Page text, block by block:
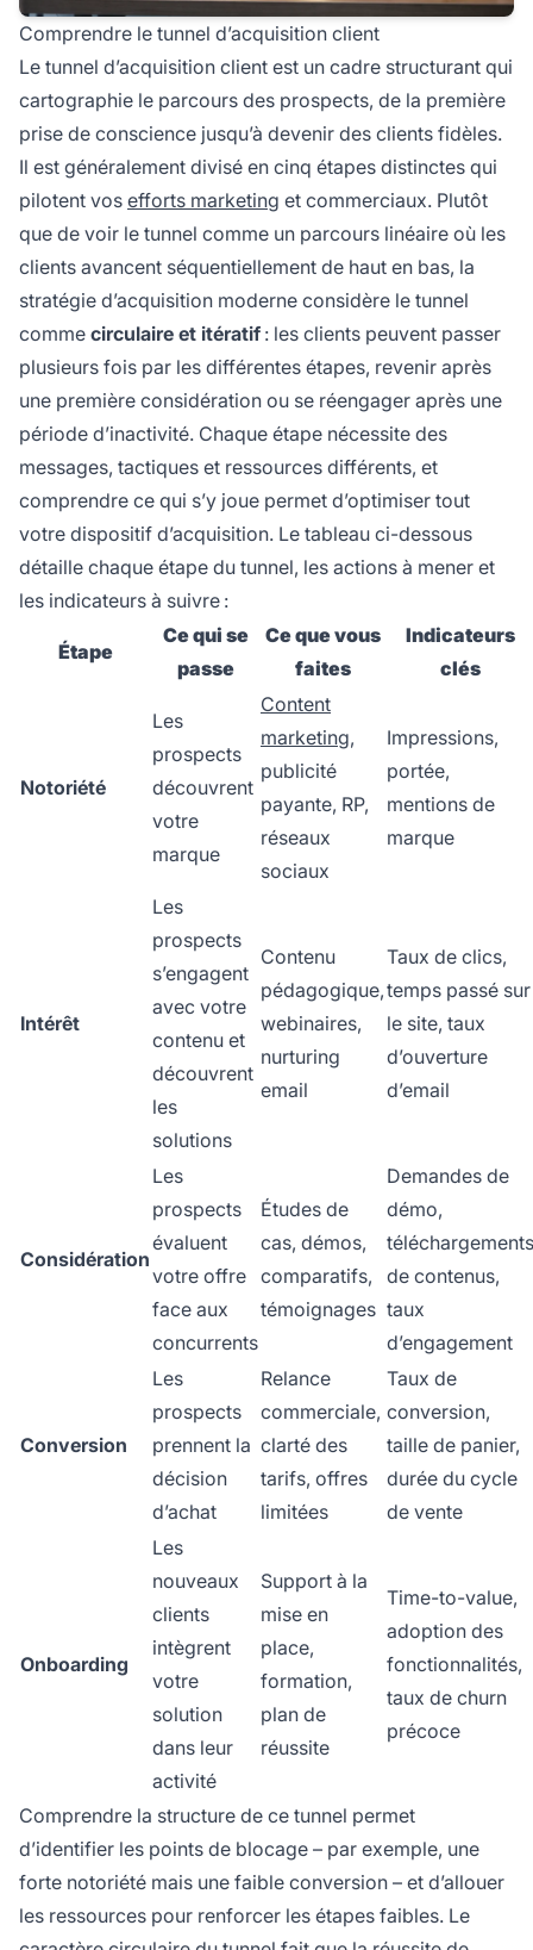
Comprendre le tunnel d’acquisition client
Le tunnel d’acquisition client est un cadre structurant qui
cartographie le parcours des prospects, de la première
prise de conscience jusqu’à devenir des clients fidèles.
Il est généralement divisé en cinq étapes distinctes qui
pilotent vos efforts marketing et commerciaux. Plutôt
que de voir le tunnel comme un parcours linéaire où les
clients avancent séquentiellement de haut en bas, la
stratégie d’acquisition moderne considère le tunnel
comme circulaire et itératif : les clients peuvent passer
plusieurs fois par les différentes étapes, revenir après
une première considération ou se réengager après une
période d’inactivité. Chaque étape nécessite des
messages, tactiques et ressources différents, et
comprendre ce qui s’y joue permet d’optimiser tout
votre dispositif d’acquisition. Le tableau ci-dessous
détaille chaque étape du tunnel, les actions à mener et
les indicateurs à suivre :
Étape
Ce qui se
passe
Ce que vous
faites
Indicateurs
clés
Notoriété
Les
prospects
découvrent
votre
marque
Content
marketing,
publicité
payante, RP,
réseaux
sociaux
Impressions,
portée,
mentions de
marque
Intérêt
Les
prospects
s’engagent
avec votre
contenu et
découvrent
les
solutions
Contenu
pédagogique,
webinaires,
nurturing
email
Taux de clics,
temps passé sur
le site, taux
d’ouverture
d’email
Considération
Les
prospects
évaluent
votre offre
face aux
concurrents
Études de
cas, démos,
comparatifs,
témoignages
Demandes de
démo,
téléchargements
de contenus,
taux
d’engagement
Conversion
Les
prospects
prennent la
décision
d’achat
Relance
commerciale,
clarté des
tarifs, offres
limitées
Taux de
conversion,
taille de panier,
durée du cycle
de vente
Onboarding
Les
nouveaux
clients
intègrent
votre
solution
dans leur
activité
Support à la
mise en
place,
formation,
plan de
réussite
Time-to-value,
adoption des
fonctionnalités,
taux de churn
précoce
Comprendre la structure de ce tunnel permet
d’identifier les points de blocage – par exemple, une
forte notoriété mais une faible conversion – et d’allouer
les ressources pour renforcer les étapes faibles. Le